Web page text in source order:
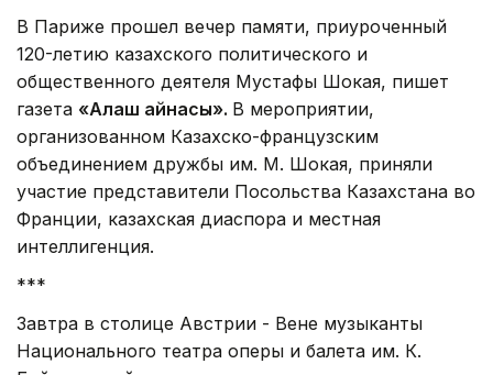
В Париже прошел вечер памяти, приуроченный
120-летию казахского политического и
общественного деятеля Мустафы Шокая, пишет
газета «Алаш айнасы». В мероприятии,
организованном Казахско-французским
объединением дружбы им. М. Шокая, приняли
участие представители Посольства Казахстана во
Франции, казахская диаспора и местная
интеллигенция.
***
Завтра в столице Австрии - Вене музыканты
Национального театра оперы и балета им. К.